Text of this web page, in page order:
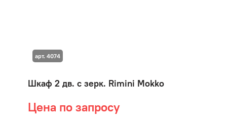
Шкаф 2 дв. с зерк. Rimini Mokko
Цена по запросу
арт. 4074